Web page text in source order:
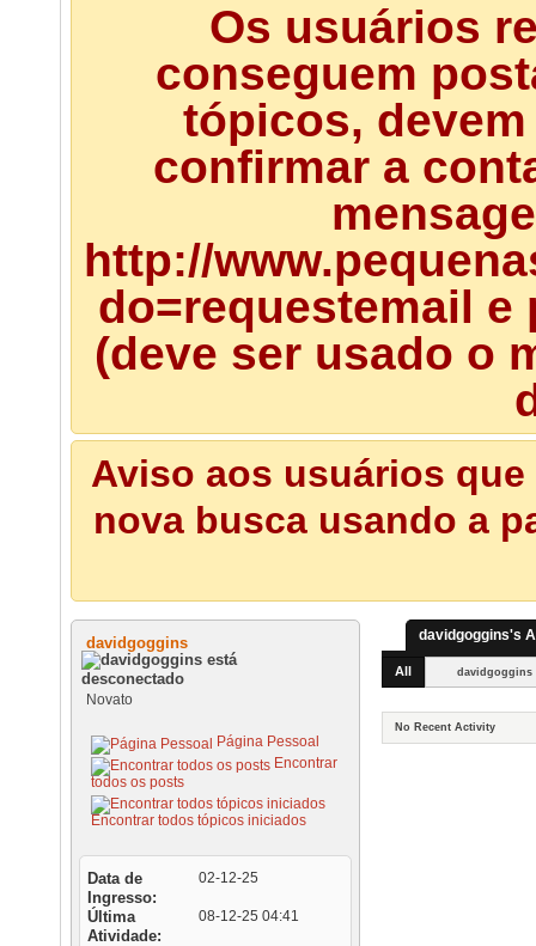
Os usuários
conseguem
tópicos,
confirmar a
http://
do=requestemail
(deve ser usado o
Aviso aos usuários
nova busca usando a
davidgoggins
Novato
Página Pessoal
Encontrar
todos os posts
Encontrar todos tópicos iniciados
Data de
Ingresso
02-12-25
Última
Atividade
08-12-25 04:41
davidgoggins's
All davidgoggins
No Recent Activity